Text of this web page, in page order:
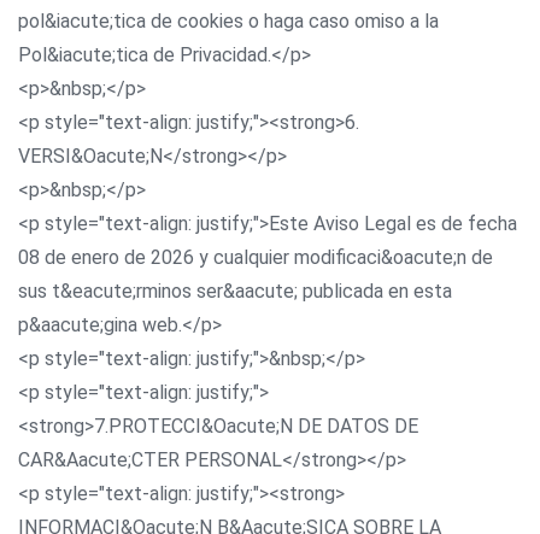
pol&iacute;tica de cookies o haga caso omiso a la
Pol&iacute;tica de Privacidad.</p>
<p>&nbsp;</p>
<p style="text-align: justify;"><strong>6.
VERSI&Oacute;N</strong></p>
<p>&nbsp;</p>
<p style="text-align: justify;">Este Aviso Legal es de fecha
08 de enero de 2026 y cualquier modificaci&oacute;n de
sus t&eacute;rminos ser&aacute; publicada en esta
p&aacute;gina web.</p>
<p style="text-align: justify;">&nbsp;</p>
<p style="text-align: justify;">
<strong>7.PROTECCI&Oacute;N DE DATOS DE
CAR&Aacute;CTER PERSONAL</strong></p>
<p style="text-align: justify;"><strong>
INFORMACI&Oacute;N B&Aacute;SICA SOBRE LA